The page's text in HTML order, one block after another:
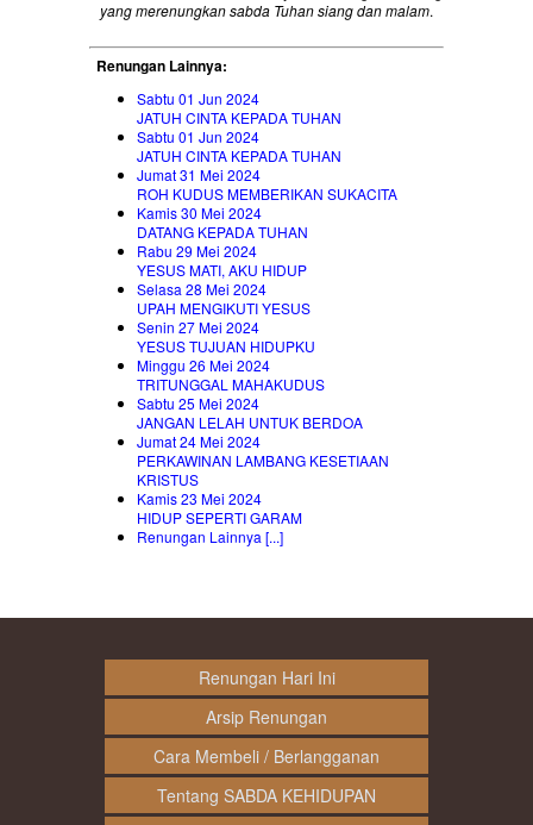
yang merenungkan sabda Tuhan siang dan malam.
Renungan Lainnya:
Sabtu 01 Jun 2024
JATUH CINTA KEPADA TUHAN
Sabtu 01 Jun 2024
JATUH CINTA KEPADA TUHAN
Jumat 31 Mei 2024
ROH KUDUS MEMBERIKAN SUKACITA
Kamis 30 Mei 2024
DATANG KEPADA TUHAN
Rabu 29 Mei 2024
YESUS MATI, AKU HIDUP
Selasa 28 Mei 2024
UPAH MENGIKUTI YESUS
Senin 27 Mei 2024
YESUS TUJUAN HIDUPKU
Minggu 26 Mei 2024
TRITUNGGAL MAHAKUDUS
Sabtu 25 Mei 2024
JANGAN LELAH UNTUK BERDOA
Jumat 24 Mei 2024
PERKAWINAN LAMBANG KESETIAAN
KRISTUS
Kamis 23 Mei 2024
HIDUP SEPERTI GARAM
Renungan Lainnya [...]
Renungan Hari Ini
Arsip Renungan
Cara Membeli / Berlangganan
Tentang SABDA KEHIDUPAN